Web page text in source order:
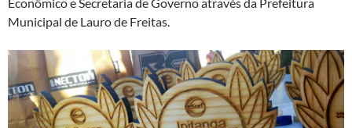
Econômico e Secretaria de Governo através da Prefeitura
Municipal de Lauro de Freitas.